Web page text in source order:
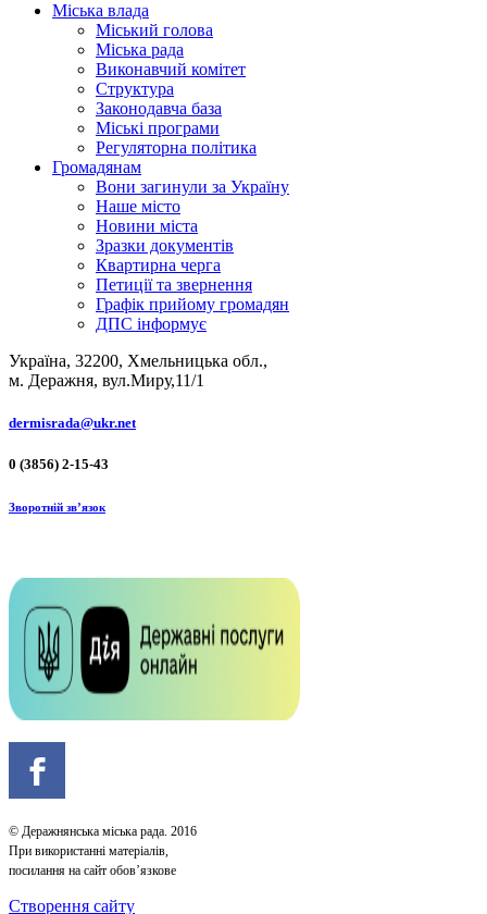
Міська влада
Міський голова
Міська рада
Виконавчий комітет
Структура
Законодавча база
Міські програми
Регуляторна політика
Громадянам
Вони загинули за Україну
Наше місто
Новини міста
Зразки документів
Квартирна черга
Петиції та звернення
Графік прийому громадян
ДПС інформує
Україна, 32200, Хмельницька обл.,
м. Деражня, вул.Миру,11/1
dermisrada@ukr.net
0 (3856) 2-15-43
Зворотній зв’язок
© Деражнянська міська рада. 2016
При використанні матеріалів,
посилання на сайт обов’язкове
Створення сайту